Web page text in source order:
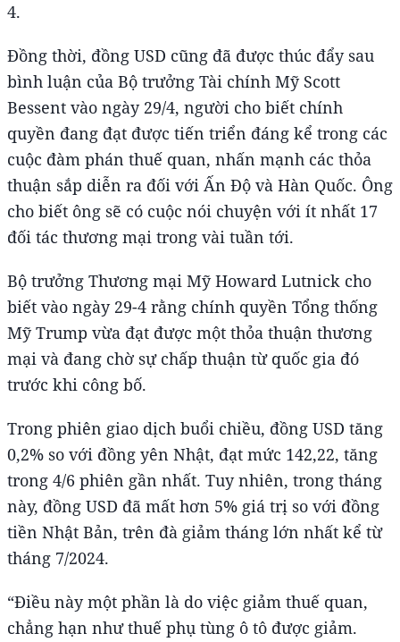
4.
Đồng thời, đồng USD cũng đã được thúc đẩy sau
bình luận của Bộ trưởng Tài chính Mỹ Scott
Bessent vào ngày 29/4, người cho biết chính
quyền đang đạt được tiến triển đáng kể trong các
cuộc đàm phán thuế quan, nhấn mạnh các thỏa
thuận sắp diễn ra đối với Ấn Độ và Hàn Quốc. Ông
cho biết ông sẽ có cuộc nói chuyện với ít nhất 17
đối tác thương mại trong vài tuần tới.
Bộ trưởng Thương mại Mỹ Howard Lutnick cho
biết vào ngày 29-4 rằng chính quyền Tổng thống
Mỹ Trump vừa đạt được một thỏa thuận thương
mại và đang chờ sự chấp thuận từ quốc gia đó
trước khi công bố.
Trong phiên giao dịch buổi chiều, đồng USD tăng
0,2% so với đồng yên Nhật, đạt mức 142,22, tăng
trong 4/6 phiên gần nhất. Tuy nhiên, trong tháng
này, đồng USD đã mất hơn 5% giá trị so với đồng
tiền Nhật Bản, trên đà giảm tháng lớn nhất kể từ
tháng 7/2024.
“Điều này một phần là do việc giảm thuế quan,
chẳng hạn như thuế phụ tùng ô tô được giảm.